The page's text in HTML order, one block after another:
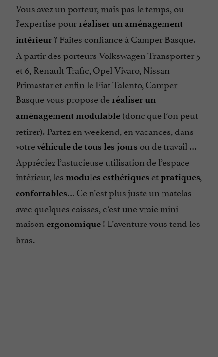
Vous avez un porteur, mais pas le temps, ou
l’expertise pour réaliser un aménagement
intérieur ? Faites confiance à Camper Basque.
A partir des porteurs Volkswagen Transporter 5
et 6, Renault Trafic, Opel Vivaro, Nissan
Primastar et enfin le Fiat Talento, Camper
Basque vous propose de réaliser un
aménagement modulable (donc que l’on peut
retirer). Partez en weekend, en vacances, dans
votrevéhicule de tous les jours ou de travail …
Appréciez l’astucieuse utilisation de l’espace
intérieur, les modules esthétiques etpratiques,
confortables… Ce n’est plus juste un matelas
avec quelques caisses, c’est une vraie mini
maison ergonomique ! L’aventure vous tend les
bras.